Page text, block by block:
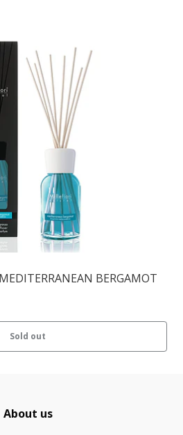
BERGAMOT
Sold out
About us